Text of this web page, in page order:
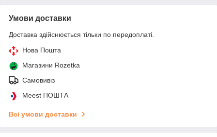
Умови доставки
Доставка здійснюється тільки по передоплаті.
Нова Пошта
Магазини Rozetka
Самовивіз
Meest ПОШТА
Всі умови доставки